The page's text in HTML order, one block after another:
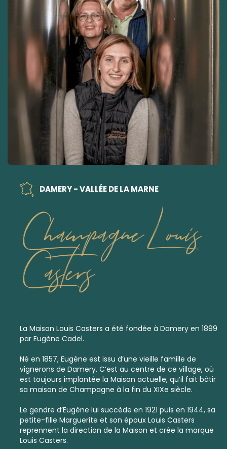
DAMERY - VALLÉE DE LA MARNE
Champagne Louis
Casters
La Maison Louis Casters a été fondée à Damery en 1899
par Eugène Cadel.
Né en 1857, Eugène est issu d’une vieille famille de
vignerons de Damery. C’est au centre de ce village, où
est toujours implantée la Maison actuelle, qu’il fait bâtir
sa maison de Champagne à la fin du XIXe siècle.
Le gendre d’Eugène lui succède en 1921 puis en 1944, sa
petite-fille Marguerite et son époux Louis Casters
reprennent la direction de la Maison et crée la marque
Louis Casters.